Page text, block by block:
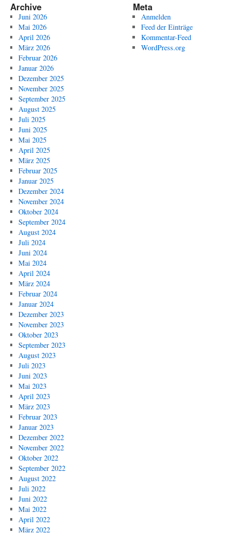
Archive
Juni 2026
Mai 2026
April 2026
März 2026
Februar 2026
Januar 2026
Dezember 2025
November 2025
September 2025
August 2025
Juli 2025
Juni 2025
Mai 2025
April 2025
März 2025
Februar 2025
Januar 2025
Dezember 2024
November 2024
Oktober 2024
September 2024
August 2024
Juli 2024
Juni 2024
Mai 2024
April 2024
März 2024
Februar 2024
Januar 2024
Dezember 2023
November 2023
Oktober 2023
September 2023
August 2023
Juli 2023
Juni 2023
Mai 2023
April 2023
März 2023
Februar 2023
Januar 2023
Dezember 2022
November 2022
Oktober 2022
September 2022
August 2022
Juli 2022
Juni 2022
Mai 2022
April 2022
März 2022
Meta
Anmelden
Feed der Einträge
Kommentar-Feed
WordPress.org